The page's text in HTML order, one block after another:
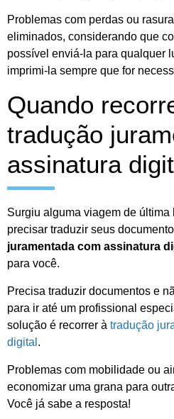
Problemas com perdas ou
eliminados, considerando que
possível enviá-la para qualquer
imprimi-la sempre que for
Quando
tradução
assinatura
Surgiu alguma viagem de última
precisar traduzir seus
juramentada com assinatura
para você.
Precisa traduzir documentos e
para ir até um profissional
solução é recorrer à tradução
digital .
Problemas com mobilidade ou
economizar uma grana para
Você já sabe a resposta!